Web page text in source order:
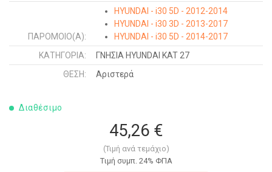
ΠΑΡΌΜΟΙΟ(Α):
HYUNDAI - i30 5D - 2012-2014
HYUNDAI - i30 3D - 2013-2017
HYUNDAI - i30 5D - 2014-2017
ΚΑΤΗΓΟΡΊΑ:
ΓΝΗΣΙΑ HYUNDAI KAT 27
ΘΈΣΗ:
Αριστερά
Διαθέσιμο
45,26 €
(Τιμή ανά τεμάχιο)
Tιμή συμπ. 24% ΦΠΑ